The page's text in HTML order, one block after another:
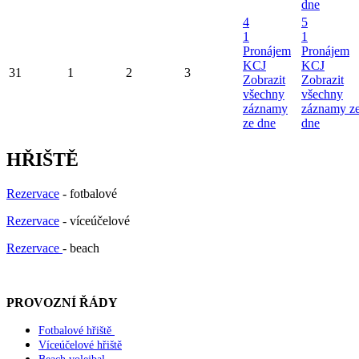
dne
31 1 2 3
4
1
Pronájem
KCJ
Zobrazit
všechny
záznamy
ze dne
5
1
Pronájem
KCJ
Zobrazit
všechny
záznamy
dne
HŘIŠTĚ
Rezervace - fotbalové
Rezervace - víceúčelové
Rezervace - beach
PROVOZNÍ ŘÁDY
Fotbalové hřiště
Víceúčelové hřiště